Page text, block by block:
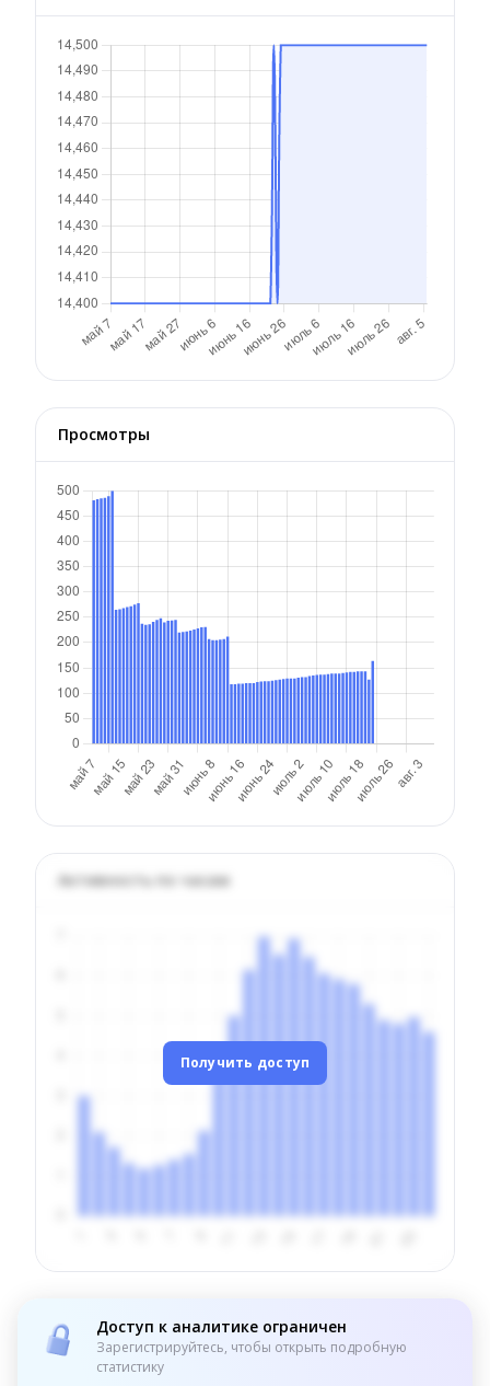
Просмотры
Активность по часам
Получить доступ
Доступ к аналитике ограничен
Зарегистрируйтесь, чтобы открыть подробную
статистику